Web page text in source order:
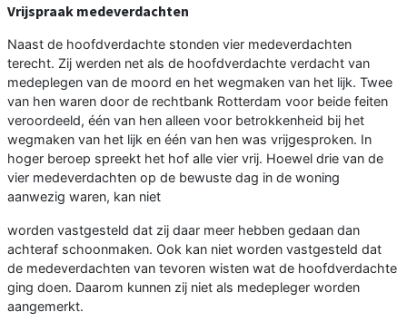
Vrijspraak medeverdachten
Naast de hoofdverdachte stonden vier medeverdachten
terecht. Zij werden net als de hoofdverdachte verdacht van
medeplegen van de moord en het wegmaken van het lijk. Twee
van hen waren door de rechtbank Rotterdam voor beide feiten
veroordeeld, één van hen alleen voor betrokkenheid bij het
wegmaken van het lijk en één van hen was vrijgesproken. In
hoger beroep spreekt het hof alle vier vrij. Hoewel drie van de
vier medeverdachten op de bewuste dag in de woning
aanwezig waren, kan niet
worden vastgesteld dat zij daar meer hebben gedaan dan
achteraf schoonmaken. Ook kan niet worden vastgesteld dat
de medeverdachten van tevoren wisten wat de hoofdverdachte
ging doen. Daarom kunnen zij niet als medepleger worden
aangemerkt.